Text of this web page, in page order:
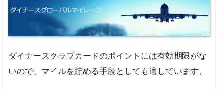
ダイナースクラブカードのポイントには有効期限がな
いので、マイルを貯める手段としても適しています。